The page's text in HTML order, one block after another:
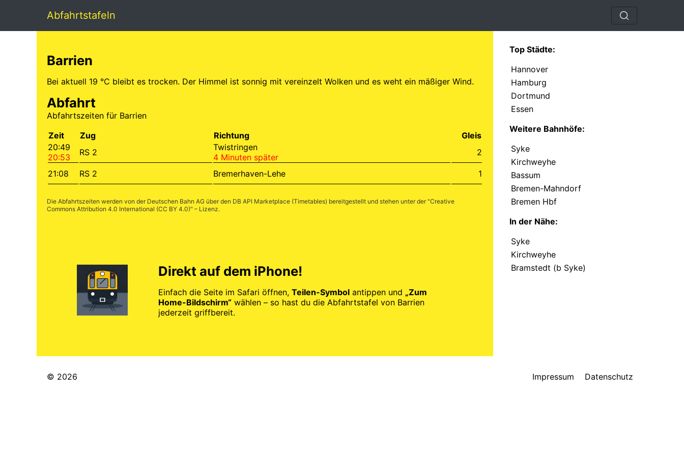
Abfahrtstafeln
Barrien
Bei aktuell 19 °C bleibt es trocken. Der Himmel ist sonnig mit vereinzelt Wolken und es weht ein mäßiger Wind.
Abfahrt
Abfahrtszeiten für Barrien
Zeit
Zug Richtung
Gleis
20:49
20:53
RS 2
Twistringen
4 Minuten später
2
21:08 RS 2 Bremerhaven-Lehe 1
Die Abfahrtszeiten werden von der Deutschen Bahn AG über den DB API Marketplace (Timetables) bereitgestellt und stehen unter der "Creative
Commons Attribution 4.0 International (CC BY 4.0)" – Lizenz.
Direkt auf dem iPhone!
Einfach die Seite im Safari öffnen, Teilen-Symbolantippen und „Zum
Home-Bildschirm“wählen – so hast du die Abfahrtstafel von Barrien
jederzeit griffbereit.
Top Städte:
Hannover
Hamburg
Dortmund
Essen
Weitere Bahnhöfe:
Syke
Kirchweyhe
Bassum
Bremen-Mahndorf
Bremen Hbf
In der Nähe:
Syke
Kirchweyhe
Bramstedt (b Syke)
© 2026 Impressum Datenschutz